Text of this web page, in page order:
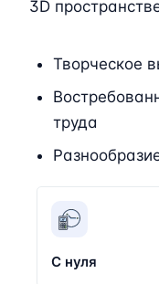
3D
Творческое
труда
С нуля